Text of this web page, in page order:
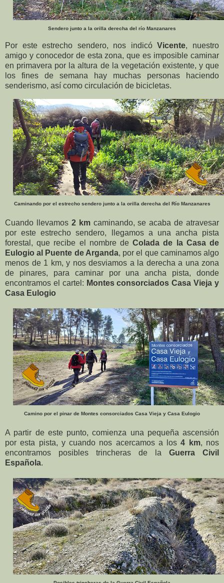
Sendero junto a la orilla derecha del río Manzanares
Por este estrecho sendero, nos indicóVicente, nuestro
amigo y conocedor de esta zona,que es imposible caminar
en primavera por la altura de la vegetación existente, y que
los fines de semana hay muchas personas haciendo
senderismo, así como circulación de bicicletas.
Caminando por el estrecho sendero junto a la orilla derecha del Río Manzanares
Cuando llevamos2 kmcaminando, se acaba de atravesar
por este estrecho sendero, llegamos a una ancha pista
forestal, que recibe el nombre deColada de la Casa de
Eulogio al Puente de Arganda, por el que caminamos algo
menos de 1 km, y nos desviamos a la derecha a una zona
de pinares, para caminar por una ancha pista, donde
encontramos el cartel: Montes consorciados Casa Vieja y
Casa Eulogio
Camino por el pinar de Montes consorciados Casa Vieja y Casa Eulogio
A partir de este punto, comienza una pequeña ascensión
por esta pista, y cuando nos acercamos a los4 km, nos
encontramos posibles trincheras de la Guerra Civil
Española.